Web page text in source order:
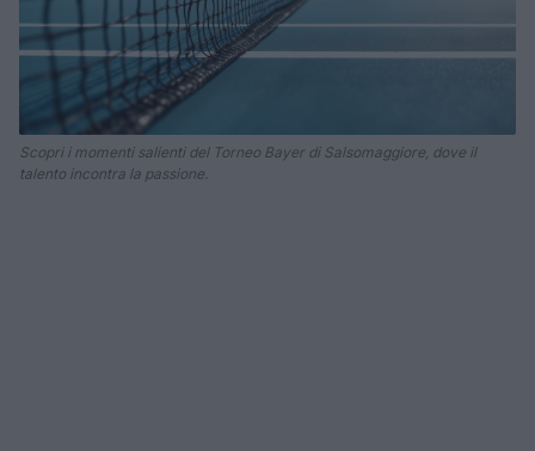
Scopri i momenti salienti del Torneo Bayer di Salsomaggiore, dove il
talento incontra la passione.